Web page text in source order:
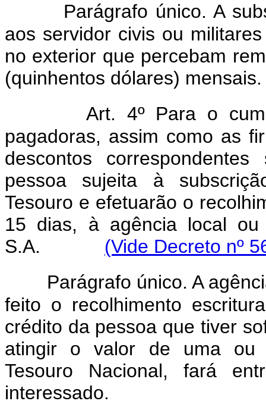
Parágrafo único. A
aos servidor civis ou
no exterior que percebam
(quinhentos dólares) mensais.
Art. 4º Para o
pagadoras, assim como as
descontos
pessoa sujeita à
Tesouro e efetuarão o
15 dias, à agência local
S.A. (Vide Decreto nº
Parágrafo único. A
feito o recolhimento
crédito da pessoa que tiver
atingir o valor de uma ou
Tesouro Nacional, fará
interessado.